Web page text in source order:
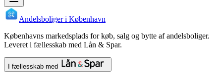
Andelsboliger i København
Københavns markedsplads for køb, salg og bytte af andelsboliger.
Leveret i fællesskab med Lån & Spar.
I fællesskab med